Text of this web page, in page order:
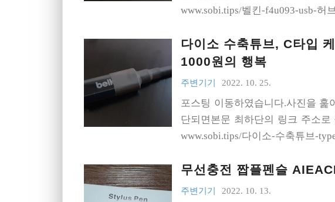
www.sobi.tips/벨킨-f4u093-usb-허
다이소 수축튜브, C타입
1000원의 행복
주변기기 2022. 10. 25.
포스팅 이동하였습니다.사진을
단되면본문 최하단의 링크 주소
www.sobi.tips/다이소-수축튜브-
무선충전 짭플펜슬
주변기기 2022. 10. 13.